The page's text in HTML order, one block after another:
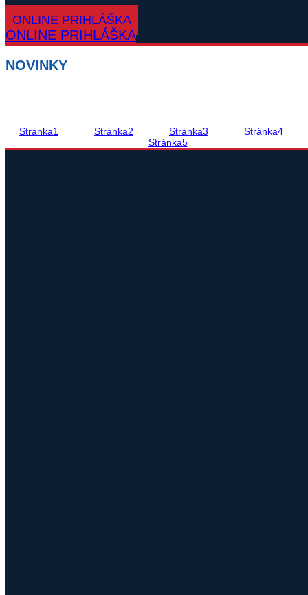
ONLINE PRIHLÁŠKA
ONLINE PRIHLÁŠKA
NOVINKY
Stránka1 Stránka2 Stránka3 Stránka4
Stránka5